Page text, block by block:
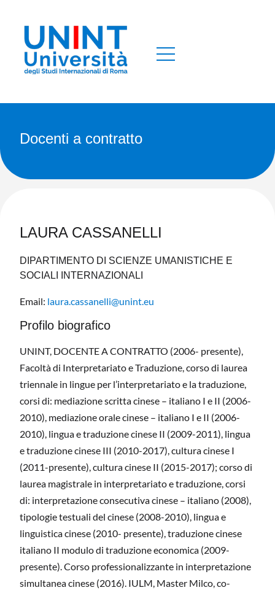
docenti a contratto
LAURA CASSANELLI
DIPARTIMENTO DI SCIENZE UMANISTICHE E
SOCIALI INTERNAZIONALI
Email: laura.cassanelli@unint.eu
Profilo biografico
UNINT, DOCENTE A CONTRATTO (2006- presente),
Facoltà di Interpretariato e Traduzione, corso di laurea
triennale in lingue per l’interpretariato e la traduzione,
corsi di: mediazione scritta cinese – italiano I e II (2006-
2010), mediazione orale cinese – italiano I e II (2006-
2010), lingua e traduzione cinese II (2009-2011), lingua
e traduzione cinese III (2010-2017), cultura cinese I
(2011-presente), cultura cinese II (2015-2017); corso di
laurea magistrale in interpretariato e traduzione, corsi
di: interpretazione consecutiva cinese – italiano (2008),
tipologie testuali del cinese (2008-2010), lingua e
linguistica cinese (2010- presente), traduzione cinese
italiano II modulo di traduzione economica (2009-
presente). Corso professionalizzante in interpretazione
simultanea cinese (2016). IULM, Master Milco, co-